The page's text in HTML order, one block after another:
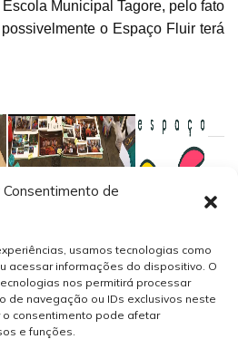
Consentimento de
usamos tecnologias como
acessar informações do dispositivo. O
nos permitirá processar
de navegação ou IDs exclusivos neste
o consentimento pode afetar
e funções.
Municipal Tagore, pelo fato
o Espaço Fluir terá